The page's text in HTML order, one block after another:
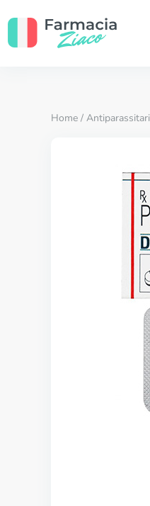
Home / Antiparassitari